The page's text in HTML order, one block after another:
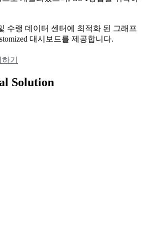
수랭 데이터 센터에 최적화 된 그래프
대시보드를 제공합니다.
기
Solution